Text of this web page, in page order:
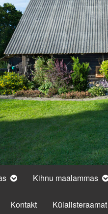
Kihnu maalammas
Kontakt Külalisteraamat